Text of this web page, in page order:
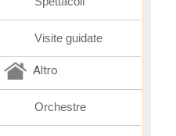
Visite guidate
Altro
Orchestre